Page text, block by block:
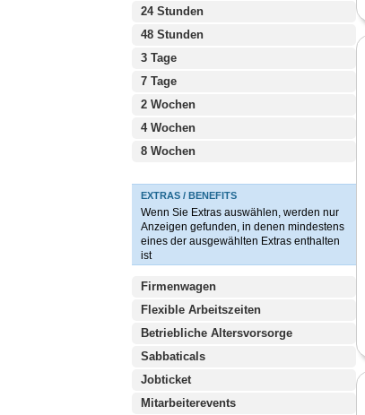
24 Stunden
48 Stunden
3 Tage
7 Tage
2 Wochen
4 Wochen
8 Wochen
EXTRAS / BENEFITS
Wenn Sie Extras auswählen, werden nur
Anzeigen gefunden, in denen mindestens
eines der ausgewählten Extras enthalten
ist
Firmenwagen
Flexible Arbeitszeiten
Betriebliche Altersvorsorge
Sabbaticals
Jobticket
Mitarbeiterevents